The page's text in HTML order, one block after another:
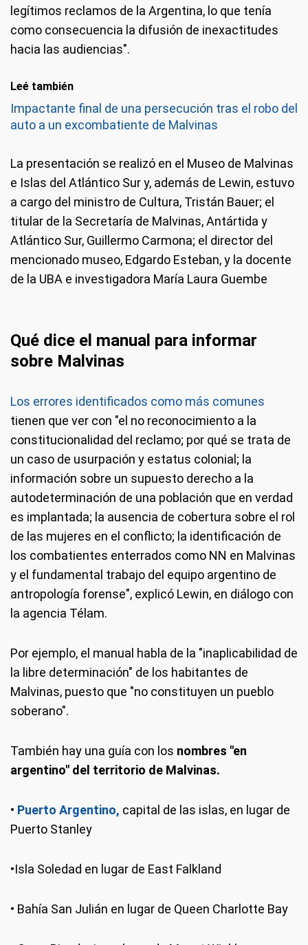
legítimos reclamos de la Argentina, lo que tenía
como consecuencia la difusión de inexactitudes
hacia las audiencias".
Leé también
Impactante final de una persecución tras el robo del
auto a un excombatiente de Malvinas
La presentación se realizó en el Museo de Malvinas
e Islas del Atlántico Sur y, además de Lewin, estuvo
a cargo del ministro de Cultura, Tristán Bauer; el
titular de la Secretaría de Malvinas, Antártida y
Atlántico Sur, Guillermo Carmona; el director del
mencionado museo, Edgardo Esteban, y la docente
de la UBA e investigadora María Laura Guembe
Qué dice el manual para informar
sobre Malvinas
Los errores identificados como más comunes
tienen que ver con "el no reconocimiento a la
constitucionalidad del reclamo; por qué se trata de
un caso de usurpación y estatus colonial; la
información sobre un supuesto derecho a la
autodeterminación de una población que en verdad
es implantada; la ausencia de cobertura sobre el rol
de las mujeres en el conflicto; la identificación de
los combatientes enterrados como NN en Malvinas
y el fundamental trabajo del equipo argentino de
antropología forense", explicó Lewin, en diálogo con
la agencia Télam.
Por ejemplo, el manual habla de la "inaplicabilidad de
la libre determinación" de los habitantes de
Malvinas, puesto que "no constituyen un pueblo
soberano".
También hay una guía con los nombres "en
argentino" del territorio de Malvinas.
• Puerto Argentino, capital de las islas, en lugar de
Puerto Stanley
•Isla Soledad en lugar de East Falkland
• Bahía San Julián en lugar de Queen Charlotte Bay